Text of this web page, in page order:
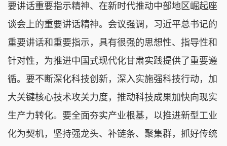
要讲话重要指示精神、在新时代推动中部地区崛起座
谈会上的重要讲话精神。会议强调，习近平总书记的
重要讲话和重要指示，具有很强的思想性、指导性和
针对性，为推进中国式现代化甘肃实践提供了重要遵
循。要不断深化科技创新，深入实施强科技行动，加
大关键核心技术攻关力度，推动科技成果加快向现实
生产力转化。要全面夯实产业根基，以推进新型工业
化为契机，坚持强龙头、补链条、聚集群，抓好传统